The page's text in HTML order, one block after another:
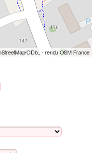
ODbL - rendu OSM France